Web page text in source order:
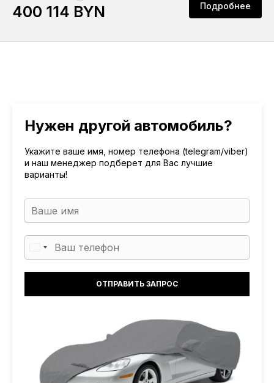
400 114 BYN Подробнее
Нужен другой автомобиль?
Укажите ваше имя, номер телефона (telegram/viber)
и наш менеджер подберет для Вас лучшие
варианты!